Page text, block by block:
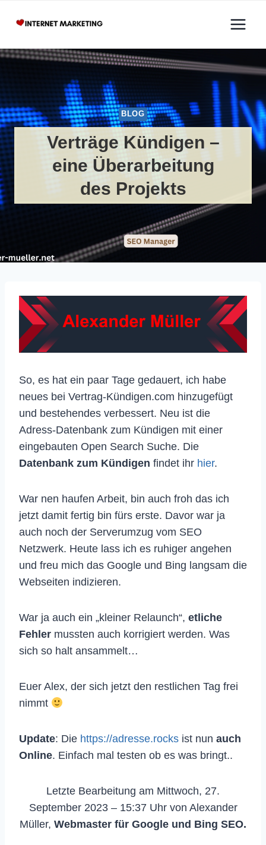
Inhalt
BLOG
Verträge Kündigen –
eine Überarbeitung
des Projekts
So, es hat ein paar Tage gedauert, ich habe
neues bei Vertrag-Kündigen.com hinzugefügt
und bestehendes verbessert. Neu ist die
Adress-Datenbank zum Kündigen mit einer
eingebauten Open Search Suche. Die
Datenbank zum Kündigen findet ihr hier.
War nen haufen Arbeit, bin auch froh das ich
jetzt damit fertig bin fürs erste. Davor war ja
auch noch der Serverumzug vom SEO
Netzwerk. Heute lass ich es ruhiger angehen
und freu mich das Google und Bing langsam die
Webseiten indizieren.
War ja auch ein „kleiner Relaunch“, etliche
Fehler mussten auch korrigiert werden. Was
sich so halt ansammelt…
Euer Alex, der sich jetzt den restlichen Tag frei
nimmt
Update: Die https://adresse.rocks ist nun auch
Online. Einfach mal testen ob es was bringt..
Letzte Bearbeitung am Mittwoch, 27.
September 2023 – 15:37 Uhr von Alexander
Müller, Webmaster für Google und Bing SEO.